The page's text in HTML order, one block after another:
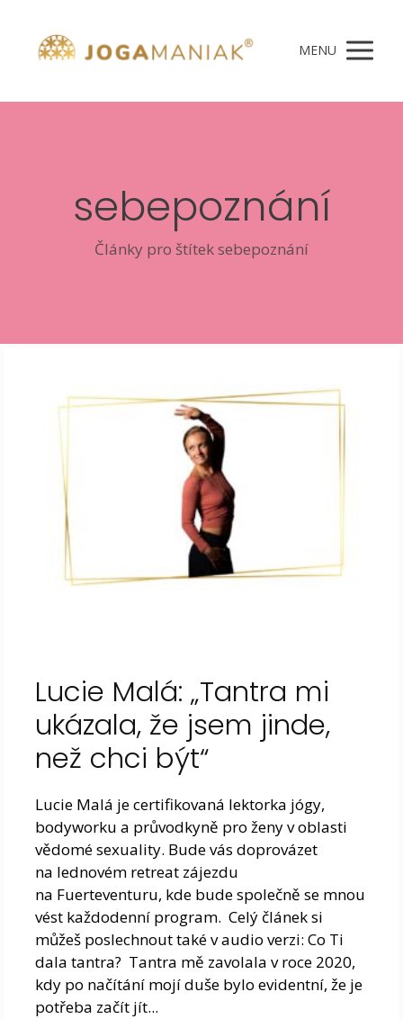
MENU
sebepoznání
Články pro štítek sebepoznání
Lucie Malá: „Tantra mi
ukázala, že jsem jinde,
než chci být“
Lucie Malá je certifikovaná lektorka jógy,
bodyworku a průvodkyně pro ženy v oblasti
vědomé sexuality. Bude vás doprovázet
na lednovém retreat zájezdu
na Fuerteventuru, kde bude společně se mnou
vést každodenní program. Celý článek si
můžeš poslechnout také v audio verzi: Co Ti
dala tantra? Tantra mě zavolala v roce 2020,
kdy po načítání mojí duše bylo evidentní, že je
potřeba začít jít...